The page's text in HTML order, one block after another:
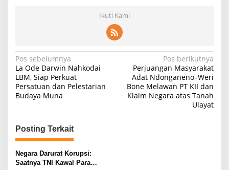
Ikuti Kami
N
a
v
a
s
i
Pos sebelumnya
La Ode Darwin Nahkodai
LBM, Siap Perkuat
Persatuan dan Pelestarian
Budaya Muna
Pos berikutnya
Perjuangan Masyarakat
Adat Ndonganeno–Weri
Bone Melawan PT KII dan
Klaim Negara atas Tanah
Ulayat
Posting Terkait
Negara Darurat Korupsi:
Saatnya TNI Kawal Para